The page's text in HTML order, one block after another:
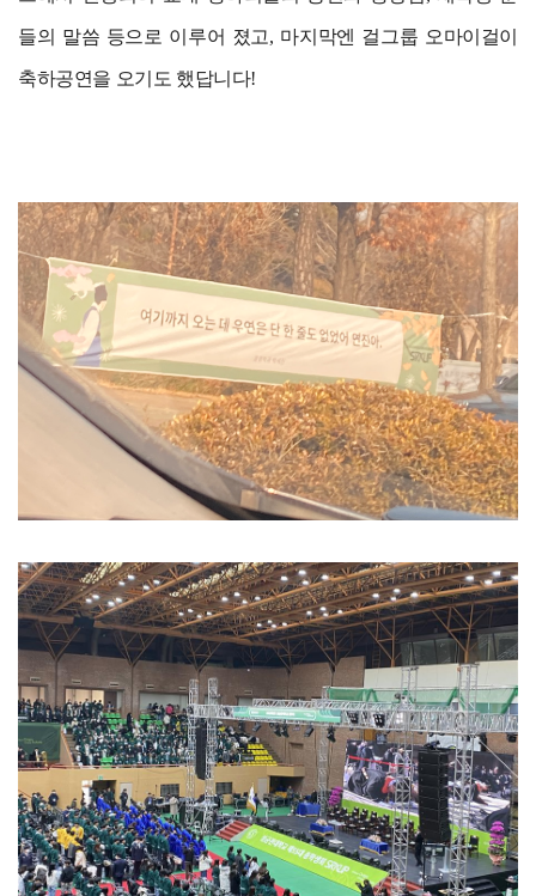
들의 말씀 등으로 이루어 졌고, 마지막엔 걸그룹 오마이걸이
축하공연을 오기도 했답니다!